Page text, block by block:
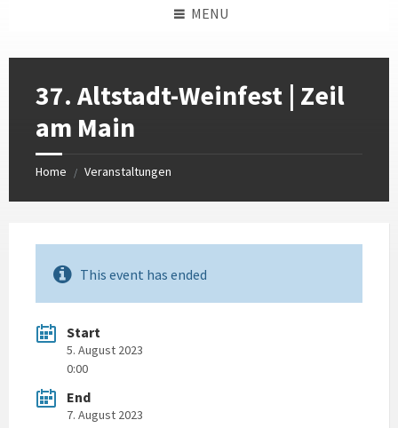
MENU
37. Altstadt-Weinfest | Zeil
am Main
Home / Veranstaltungen
This event has ended
Start
5. August 2023
0:00
End
7. August 2023